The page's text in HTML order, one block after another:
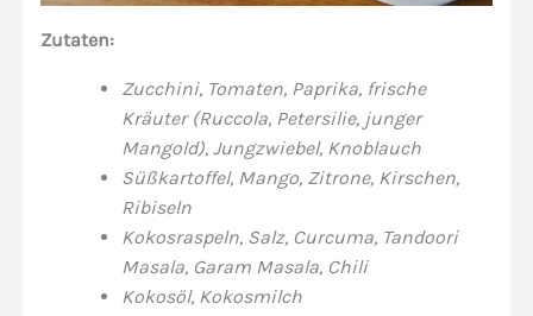
Zutaten:
Zucchini, Tomaten, Paprika, frische
Kräuter (Ruccola, Petersilie, junger
Mangold), Jungzwiebel, Knoblauch
Süßkartoffel, Mango, Zitrone, Kirschen,
Ribiseln
Kokosraspeln, Salz, Curcuma, Tandoori
Masala, Garam Masala, Chili
Kokosöl, Kokosmilch